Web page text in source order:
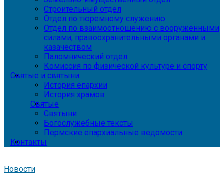
Строительный отдел
Отдел по тюремному служению
Отдел по взаимоотношению с вооруженными
силами, правоохранительными органами и
казачеством
Паломнический отдел
Комиссия по физической культуре и спорту
Святые и святыни
История епархии
История храмов
Святые
Святыни
Богослужебные тексты
Пермские епархиальные ведомости
Контакты
Новости